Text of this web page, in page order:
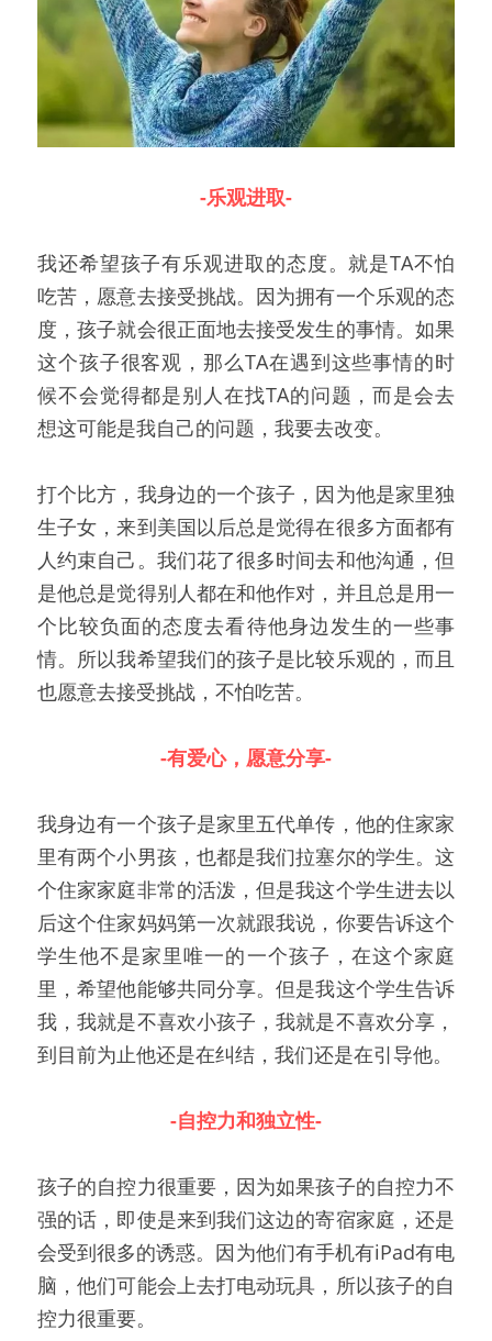
-乐观进取-
我还希望孩子有乐观进取的态度。就是TA不怕
吃苦，愿意去接受挑战。因为拥有一个乐观的态
度，孩子就会很正面地去接受发生的事情。如果
这个孩子很客观，那么TA在遇到这些事情的时
候不会觉得都是别人在找TA的问题，而是会去
想这可能是我自己的问题，我要去改变。
打个比方，我身边的一个孩子，因为他是家里独
生子女，来到美国以后总是觉得在很多方面都有
人约束自己。我们花了很多时间去和他沟通，但
是他总是觉得别人都在和他作对，并且总是用一
个比较负面的态度去看待他身边发生的一些事
情。所以我希望我们的孩子是比较乐观的，而且
也愿意去接受挑战，不怕吃苦。
-有爱心，愿意分享-
我身边有一个孩子是家里五代单传，他的住家家
里有两个小男孩，也都是我们拉塞尔的学生。这
个住家家庭非常的活泼，但是我这个学生进去以
后这个住家妈妈第一次就跟我说，你要告诉这个
学生他不是家里唯一的一个孩子，在这个家庭
里，希望他能够共同分享。但是我这个学生告诉
我，我就是不喜欢小孩子，我就是不喜欢分享，
到目前为止他还是在纠结，我们还是在引导他。
-自控力和独立性-
孩子的自控力很重要，因为如果孩子的自控力不
强的话，即使是来到我们这边的寄宿家庭，还是
会受到很多的诱惑。因为他们有手机有iPad有电
脑，他们可能会上去打电动玩具，所以孩子的自
控力很重要。